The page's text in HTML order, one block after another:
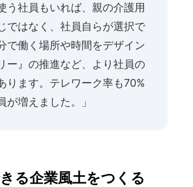
う社員もいれば、親の介護用
ではなく、社員自らが選択で
で働く場所や時間をデザイン
ー』の推進など、より社員の
ります。テレワーク率も70%
増えました。」
る企業風土をつくる